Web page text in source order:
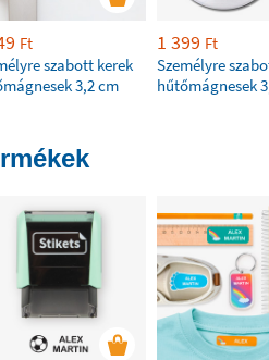
Ft
szabott kerek
3,2 cm
1 399 Ft
Személyre
hűtőmágnesek